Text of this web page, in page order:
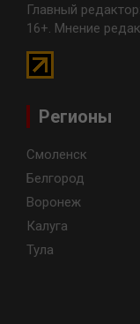
Главный
16+. Мнение
Регионы
Смоленск
Белгород
Воронеж
Калуга
Тула